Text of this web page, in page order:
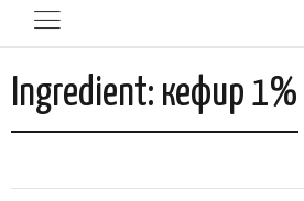
Ingredient: кефир 1%